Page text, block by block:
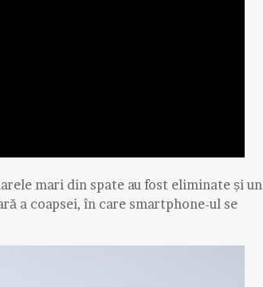
mari din spate au fost eliminate și un
a coapsei, în care smartphone-ul se